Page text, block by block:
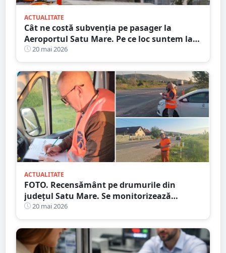
ACTUALITATE
Cât ne costă subvenția pe pasager la
Aeroportul Satu Mare. Pe ce loc suntem la
nivel național
20 mai 2026
ACTUALITATE
FOTO. Recensământ pe drumurile din
județul Satu Mare. Se monitorizează
traficul rutier
20 mai 2026